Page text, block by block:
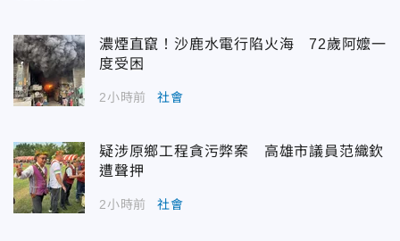
濃煙直竄！沙鹿水電行陷火海 72歲阿嬤一
度受困
2小時前 社會
疑涉原鄉工程貪污弊案 高雄市議員范織欽
遭聲押
2小時前 社會